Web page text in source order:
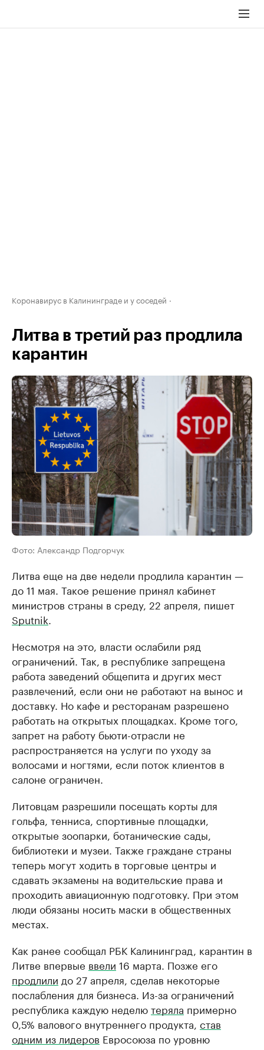
Коронавирус в Калининграде и у соседей
Литва в третий раз продлила
карантин
Фото: Александр Подгорчук
Литва еще на две недели продлила карантин —
до 11 мая. Такое решение принял кабинет
министров страны в среду, 22 апреля, пишет
Sputnik.
Несмотря на это, власти ослабили ряд
ограничений. Так, в республике запрещена
работа заведений общепита и других мест
развлечений, если они не работают на вынос и
доставку. Но кафе и ресторанам разрешено
работать на открытых площадках. Кроме того,
запрет на работу бьюти-отрасли не
распространяется на услуги по уходу за
волосами и ногтями, если поток клиентов в
салоне ограничен.
Литовцам разрешили посещать корты для
гольфа, тенниса, спортивные площадки,
открытые зоопарки, ботанические сады,
библиотеки и музеи. Также граждане страны
теперь могут ходить в торговые центры и
сдавать экзамены на водительские права и
проходить авиационную подготовку. При этом
люди обязаны носить маски в общественных
местах.
Как ранее сообщал РБК Калининград, карантин в
Литве впервые ввели 16 марта. Позже его
продлили до 27 апреля, сделав некоторые
послабления для бизнеса. Из-за ограничений
республика каждую неделютеряла примерно
0,5% валового внутреннего продукта, став
одним из лидеров Евросоюза по уровню